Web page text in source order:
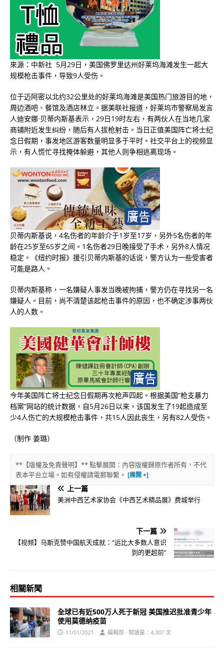
來源：中新社 5月29日，美国佛罗里达州好莱坞海滩发生一起大
规模枪击事件，导致9人受伤。
位于迈阿密以北约32公里处的好莱坞海滩是美国热门旅游目的地，
周边酒吧、餐馆及酒店林立。据美联社报道，好莱坞市警察局发言
人迪安娜·贝蒂内斯基表示，29日19时左右，有两伙人在当地几家
商铺附近发生纠纷，随后有人拔枪射击。当日正值美国阵亡将士纪
念日假期，事发地区游客数量明显多于平时。社交平台上的视频显
示，有人慌忙寻找掩体躲避，其他人则争相逃离现场。
贝蒂内斯基说，4名伤者的年龄介于1岁至17岁，另外5名伤者的年
龄在25岁至65岁之间。1名伤者29日晚接受了手术，另外8人情况
稳定。《纽约时报》援引贝蒂内斯基的话说，警方认为一些受害者
可能是路人。
贝蒂内斯基称，一名嫌疑人事发当晚被拘捕，警方仍在寻找另一名
嫌疑人。目前，尚不清楚该起枪击事件的原因，也不确定涉事两伙
人的人数。
今年美国阵亡将士纪念日假期再次枪声四起。根据美国“枪支暴力
档案”网站的统计数据，自5月26日以来，该国发生了19起造成至
少4人伤亡的大规模枪击事件，共15人因此丧生，另有82人受伤。
（制作 姜璐）
**【版權及免責聲明】** 點擊展開：內容版權歸原作者所有，不代
表本平台立場。如有侵權請電郵聯繫。
上一篇
美洲中西艺术家协会《中西艺术精品展》费城举行
下一篇
【视频】马斯克赞中国航天成就：“远比大多数人意识
到的更超前”
相關新聞
全球已有近500万人死于新冠 美国推迟批准青少年
使用莫德纳疫苗
11/01/2021 編輯部 · 閱讀量：4,307 次